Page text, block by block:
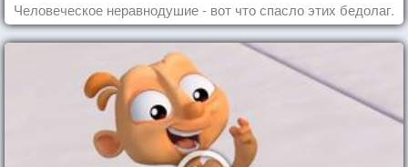
Человеческое неравнодушие - вот что спасло этих бедолаг.